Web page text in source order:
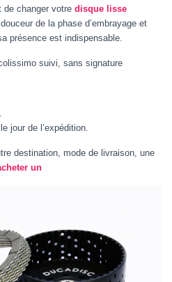
de changer votre disque lisse
de la phase d’embrayage et
présence est indispensable.
suivi, sans signature
jour de l’expédition.
destination, mode de livraison, une
un